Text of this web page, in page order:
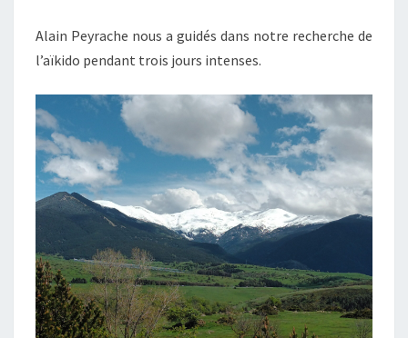
Alain Peyrache nous a guidés dans notre recherche de
l’aïkido pendant trois jours intenses.